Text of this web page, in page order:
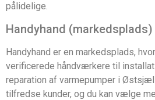
pålidelige.
Handyhand (markedsplads)
Handyhand er en markedsplads,
verificerede håndværkere til
reparation af varmepumper i
tilfredse kunder, og du kan vælge